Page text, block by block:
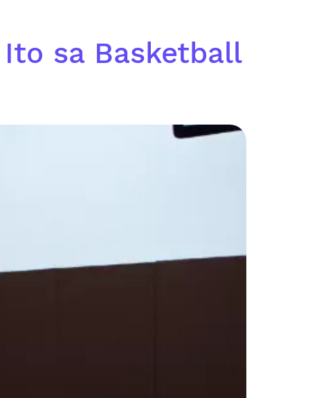
sa Basketball